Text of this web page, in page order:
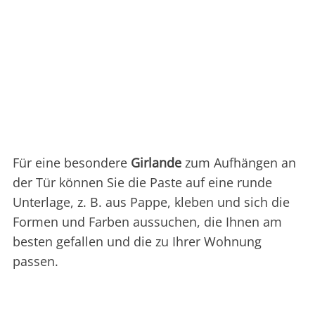
Für eine besondere Girlande zum Aufhängen an
der Tür können Sie die Paste auf eine runde
Unterlage, z. B. aus Pappe, kleben und sich die
Formen und Farben aussuchen, die Ihnen am
besten gefallen und die zu Ihrer Wohnung
passen.